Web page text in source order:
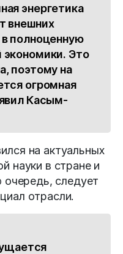
энергетика
внешних
полноценную
экономики. Это
поэтому на
огромная
Касым-
на актуальных
науки в стране и
очередь, следует
отрасли.